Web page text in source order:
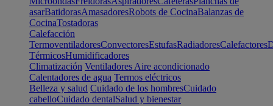
asarBatidorasAmasadoresRobots de CocinaBalanzas de
CocinaTostadoras
Calefacción
TermoventiladoresConvectoresEstufasRadiadoresCalefactores
TérmicosHumidificadores
Climatización Ventiladores Aire acondicionado
Calentadores de agua Termos eléctricos
Belleza y salud Cuidado de los hombresCuidado
cabelloCuidado dentalSalud y bienestar